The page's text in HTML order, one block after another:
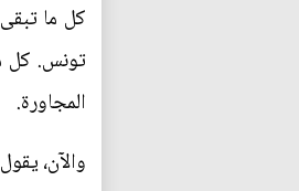
كل ما
تونس. كل
المجاورة.
والآن،